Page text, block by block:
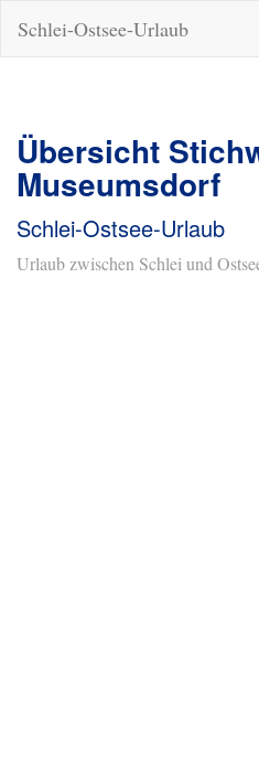
Schlei-Ostsee-Urlaub
Übersicht
Museumsdorf
Schlei-Ostsee-Urlaub
Urlaub zwischen Schlei und